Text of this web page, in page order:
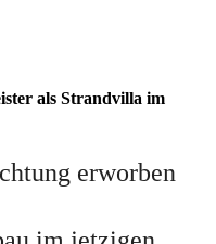
als Strandvilla im
erworben